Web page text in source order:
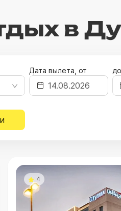
в
Дата вылета, от до
4